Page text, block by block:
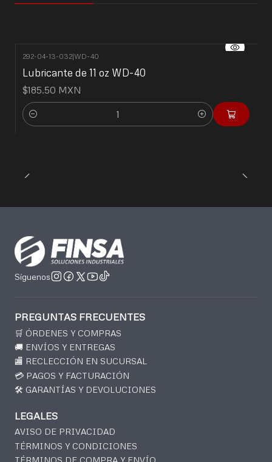
292-04-13-032|WD-40
Lubricante de 11 oz WD-40
$185.50 MXN
Cantidad
Síguenos
PREGUNTAS FRECUENTES
🛒 ÓRDENES Y COMPRAS
🚚 ENVÍOS Y ENTREGAS
🏬 RECLECCIÓN EN SUCURSAL
💳 PAGOS Y FACTURACIÓN
🛠️ GARANTÍAS Y DEVOLUCIONES
LEGALES
AVISO DE PRIVACIDAD
TÉRMINOS Y CONDICIONES